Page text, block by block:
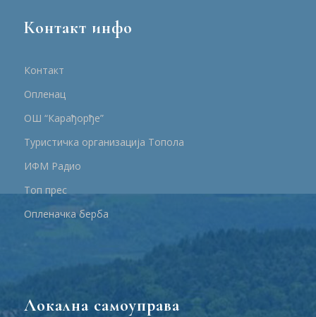
Контакт инфо
Контакт
Опленац
ОШ “Карађорђе”
Туристичка организација Топола
ИФМ Радио
Топ прес
Опленачка берба
Локална самоуправа